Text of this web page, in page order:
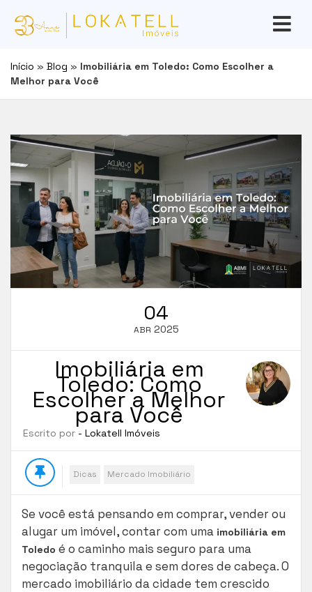
Início » Blog » Imobiliária em Toledo: Como Escolher a
Melhor para Você
04
ABR 2025
Imobiliária em
Toledo: Como
Escolher a Melhor
para Você
Escrito por - Lokatell Imóveis
Dicas Mercado Imobiliário
Se você está pensando em comprar, vender ou
alugar um imóvel, contar com uma imobiliária em
Toledo é o caminho mais seguro para uma
negociação tranquila e sem dores de cabeça. O
mercado imobiliário da cidade tem crescido